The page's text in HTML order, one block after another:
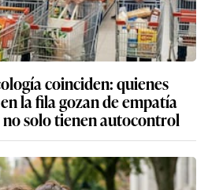
coinciden: quienes
la fila gozan de empatía
solo tienen autocontrol